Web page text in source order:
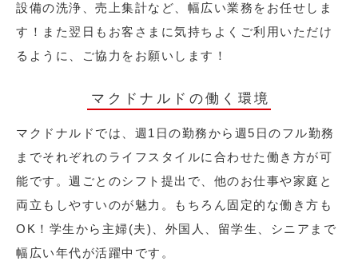
設備の洗浄、売上集計など、幅広い業務をお任せしま
す！また翌日もお客さまに気持ちよくご利用いただけ
るように、ご協力をお願いします！
マクドナルドの働く環境
マクドナルドでは、週1日の勤務から週5日のフル勤務
までそれぞれのライフスタイルに合わせた働き方が可
能です。週ごとのシフト提出で、他のお仕事や家庭と
両立もしやすいのが魅力。もちろん固定的な働き方も
OK！学生から主婦(夫)、外国人、留学生、シニアまで
幅広い年代が活躍中です。